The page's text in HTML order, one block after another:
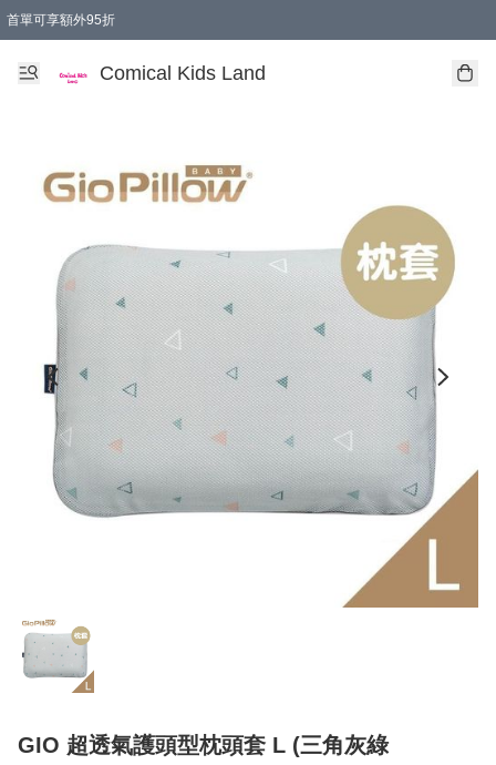
首單可享額外95折
Comical Kids Land
GIO 超透氣護頭型枕頭套 L (三角灰綠